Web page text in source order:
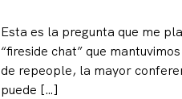
Esta es la pregunta que me
“fireside chat” que
de repeople, la mayor
puede […]